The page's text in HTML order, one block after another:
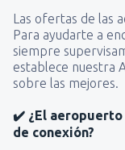
Las ofertas de las
Para ayudarte a
siempre
establece nuestra
sobre las mejores.
✔️ ¿El aeropuerto
de conexión?